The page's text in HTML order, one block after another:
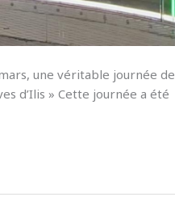
une véritable journée de
d’Ilis » Cette journée a été